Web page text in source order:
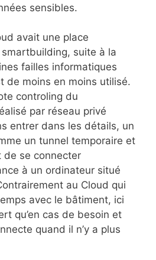
sensibles.
avait une place
suite à la
failles informatiques
de moins en moins utilisé.
controling du
par réseau privé
entrer dans les détails, un
un tunnel temporaire et
de se connecter
à un ordinateur situé
au Cloud qui
avec le bâtiment, ici
qu’en cas de besoin et
quand il n’y a plus